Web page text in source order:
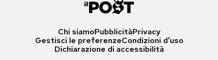
Chi siamoPubblicitàPrivacy
Gestisci le preferenzeCondizioni d'uso
Dichiarazione di accessibilità